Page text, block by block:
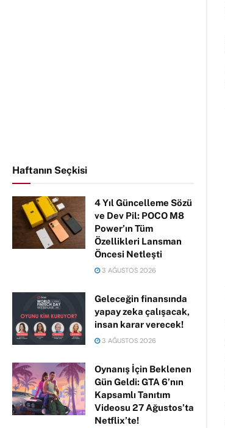
Haftanın Seçkisi
4 Yıl Güncelleme Sözü
ve Dev Pil: POCO M8
Power’ın Tüm
Özellikleri Lansman
Öncesi Netleşti
3 AĞUSTOS 2026
Geleceğin finansında
yapay zeka çalışacak,
insan karar verecek!
3 AĞUSTOS 2026
Oynanış İçin Beklenen
Gün Geldi: GTA 6’nın
Kapsamlı Tanıtım
Videosu 27 Ağustos’ta
Netflix’te!